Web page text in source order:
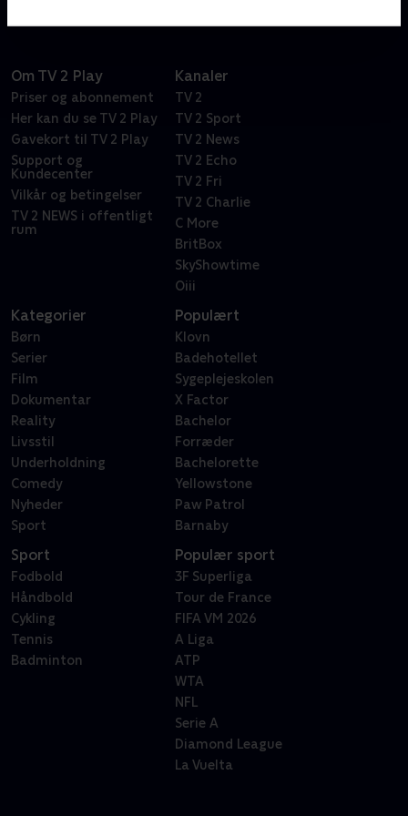
Om TV 2 Play
Priser og abonnement
Her kan du se TV 2 Play
Gavekort til TV 2 Play
Support og
Kundecenter
Vilkår og betingelser
TV 2 NEWS i offentligt
rum
Kanaler
TV 2
TV 2 Sport
TV 2 News
TV 2 Echo
TV 2 Fri
TV 2 Charlie
C More
BritBox
SkyShowtime
Oiii
Kategorier
Børn
Serier
Film
Dokumentar
Reality
Livsstil
Underholdning
Comedy
Nyheder
Sport
Populært
Klovn
Badehotellet
Sygeplejeskolen
X Factor
Bachelor
Forræder
Bachelorette
Yellowstone
Paw Patrol
Barnaby
Sport
Fodbold
Håndbold
Cykling
Tennis
Badminton
Populær sport
3F Superliga
Tour de France
FIFA VM 2026
A Liga
ATP
WTA
NFL
Serie A
Diamond League
La Vuelta